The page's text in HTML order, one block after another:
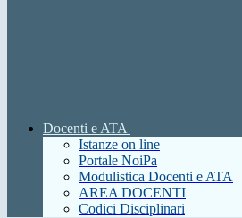
Docenti e ATA
Istanze on line
Portale NoiPa
Modulistica Docenti e ATA
AREA DOCENTI
Codici Disciplinari